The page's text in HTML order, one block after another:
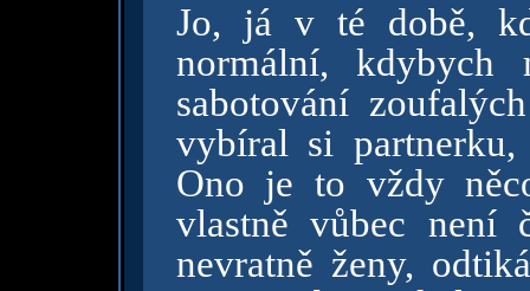
Jo, já v té době,
normální,
sabotování
vybíral si
Ono je to vždy
vlastně vůbec není
nevratně ženy,